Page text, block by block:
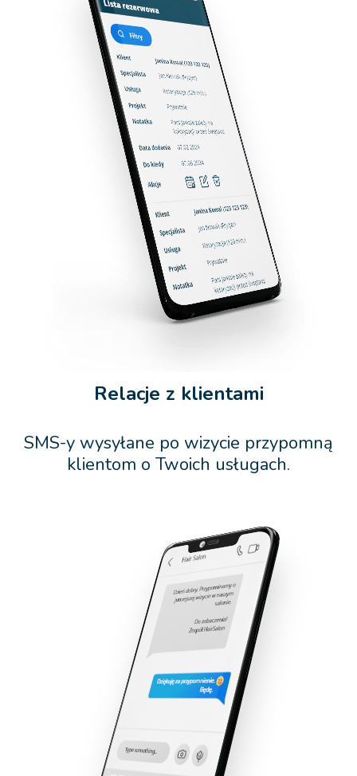
Relacje z klientami
SMS-y wysyłane po wizycie przypomną
klientom o Twoich usługach.